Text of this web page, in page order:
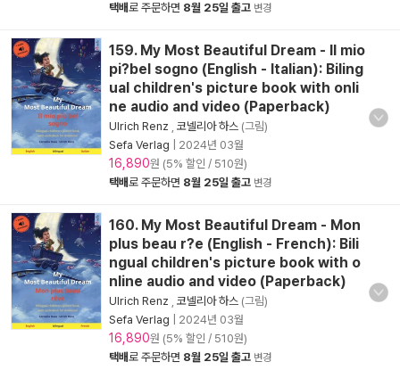
택배로 주문하면 8월 25일 출고 변경
159. My Most Beautiful Dream - Il mio
pi?bel sogno (English - Italian): Biling
ual children's picture book with onli
ne audio and video (Paperback)
Ulrich Renz 코넬리아 하스 (그림)
Sefa Verlag
2024년 03월
16,890원 (5% 할인 / 510원)
택배로 주문하면 8월 25일 출고 변경
160. My Most Beautiful Dream - Mon
plus beau r?e (English - French): Bili
ngual children's picture book with o
nline audio and video (Paperback)
Ulrich Renz 코넬리아 하스 (그림)
Sefa Verlag
2024년 03월
16,890원 (5% 할인 / 510원)
택배로 주문하면 8월 25일 출고 변경